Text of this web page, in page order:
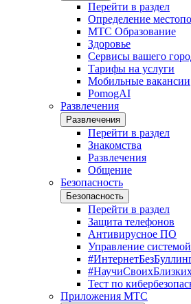
Перейти в раздел
Определение
МТС Образование
Здоровье
Сервисы вашего
Тарифы на услуги
Мобильные вакансии
PomogAI
Развлечения
Развлечения
Перейти в раздел
Знакомства
Развлечения
Общение
Безопасность
Безопасность
Перейти в раздел
Защита телефонов
Антивирусное ПО
Управление
Тест по
Приложения МТС